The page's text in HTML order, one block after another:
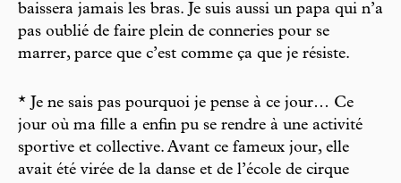
baissera jamais les bras. Je suis aussi un papa qui n’a
pas oublié de faire plein de conneries pour se
marrer, parce que c’est comme ça que je résiste.
* Je ne sais pas pourquoi je pense à ce jour… Ce
jour où ma fille a enfin pu se rendre à une activité
sportive et collective. Avant ce fameux jour, elle
avait été virée de la danse et de l’école de cirque